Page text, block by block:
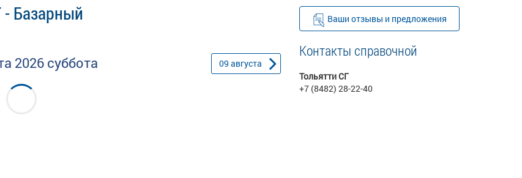
- Базарный
2026 суббота 09 августа
Ваши отзывы и предложения
Контакты справочной
Тольятти СГ
+7 (8482) 28-22-40